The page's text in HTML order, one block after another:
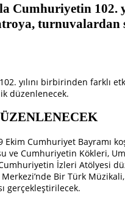
Cumhuriyetin
yılını birbirinden farklı
düzenlenecek.
Cumhuriyet Bayramı
Cumhuriyetin Kökleri,
İzleri Atölyesi
Bir Türk
gerçekleştirilecek.